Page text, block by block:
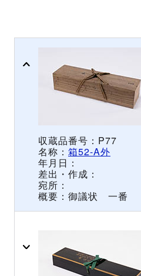
P77
箱52-A外
御議状 一番